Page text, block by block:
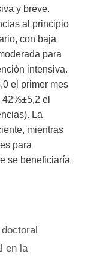
y breve.
al principio
con baja
para
intensiva.
el primer mes
el
La
mientras
para
se beneficiaría
en la